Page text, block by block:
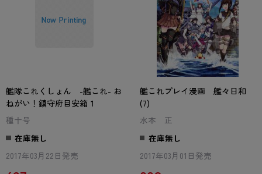
艦隊これくしょん -艦これ- お
ねがい！鎮守府目安箱１
種十号
在庫無し
2017年03月22日発売
艦これプレイ漫画 艦々日和
(7)
水本 正
在庫無し
2017年03月01日発売